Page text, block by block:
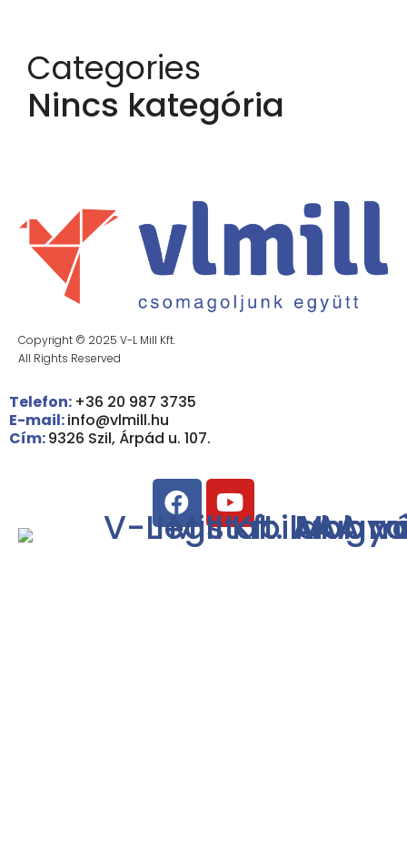
Categories
Nincs kategória
Copyright © 2025 V-L Mill Kft.
All Rights Reserved
Telefon: +36 20 987 3735
E-mail:info@vlmill.hu
Cím:9326 Szil, Árpád u. 107.